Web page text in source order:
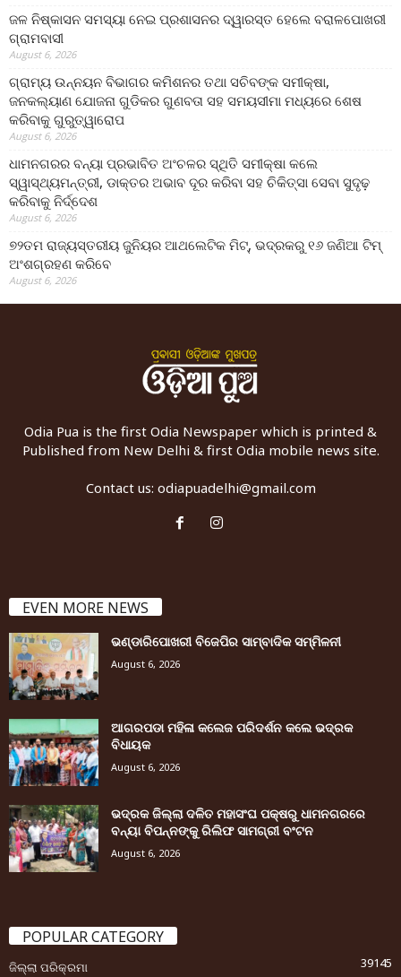
ଜଳ ନିଷ୍କାସନ ସମସ୍ୟା ନେଇ ପ୍ରଶାସନର ଦ୍ୱାରସ୍ତ ହେଲେ ବରାଳପୋଖରୀ
ଗ୍ରାମବାସୀ
August 6, 2026
ଗ୍ରାମ୍ୟ ଉନ୍ନୟନ ବିଭାଗର କମିଶନର ତଥା ସଚିବଙ୍କ ସମୀକ୍ଷା,
ଜନକଲ୍ୟାଣ ଯୋଜନା ଗୁଡିକର ଗୁଣବତା ସହ ସମୟସୀମା ମଧ୍ୟରେ ଶେଷ
କରିବାକୁ ଗୁରୁତ୍ୱାରୋପ
August 6, 2026
ଧାମନଗରର ବନ୍ୟା ପ୍ରଭାବିତ ଅଂଚଳର ସ୍ଥିତି ସମୀକ୍ଷା କଲେ
ସ୍ୱାସ୍ଥ୍ୟମନ୍ତ୍ରୀ, ଡାକ୍ତର ଅଭାବ ଦୂର କରିବା ସହ ଚିକିତ୍ସା ସେବା ସୁଦୃଢ଼
କରିବାକୁ ନିର୍ଦ୍ଦେଶ
August 6, 2026
୭୨ତମ ରାଜ୍ୟସ୍ତରୀୟ ଜୁନିୟର ଆଥଲେଟିକ ମିଟ୍‌, ଭଦ୍ରକରୁ ୧୬ ଜଣିଆ ଟିମ୍
ଅଂଶଗ୍ରହଣ କରିବେ
August 6, 2026
Odia Pua is the first Odia Newspaper which is printed &
Published from New Delhi & first Odia mobile news site.
Contact us: odiapuadelhi@gmail.com
EVEN MORE NEWS
ଭଣ୍ଡାରିପୋଖରୀ ବିଜେପିର ସାମ୍ବାଦିକ ସମ୍ମିଳନୀ
August 6, 2026
ଆଗରପଡା ମହିଳା କଲେଜ ପରିଦର୍ଶନ କଲେ ଭଦ୍ରକ
ବିଧାୟକ
August 6, 2026
ଭଦ୍ରକ ଜିଲ୍ଲା ଦଳିତ ମହାସଂଘ ପକ୍ଷରୁ ଧାମନଗରରେ
ବନ୍ୟା ବିପନ୍ନଙ୍କୁ ରିଲିଫ ସାମଗ୍ରୀ ବଂଟନ
August 6, 2026
POPULAR CATEGORY
ଜିଲ୍ଲା ପରିକ୍ରମା 39145